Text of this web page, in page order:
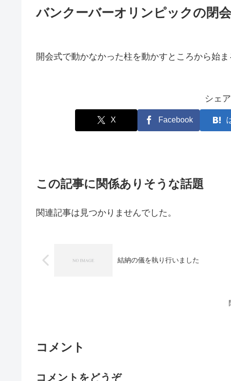
バンクーバーオリンピックの閉
開会式で動かなかった柱を動かすところから始ま
シェ
X Facebook
この記事に関係ありそうな話題
関連記事は見つかりませんでした。
結納の儀を執り行いました
コメント
コメントをどうぞ